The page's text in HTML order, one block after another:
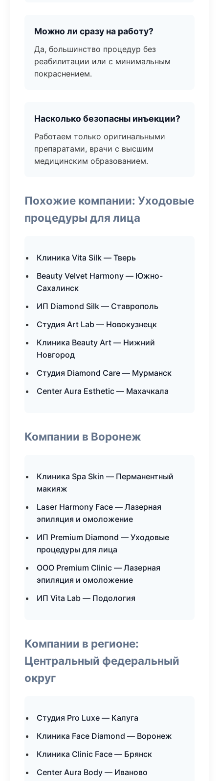
Можно ли сразу на работу?
Да, большинство процедур без
реабилитации или с минимальным
покраснением.
Насколько безопасны инъекции?
Работаем только оригинальными
препаратами, врачи с высшим
медицинским образованием.
Похожие компании: Уходовые
процедуры для лица
Клиника Vita Silk — Тверь
Beauty Velvet Harmony — Южно-
Сахалинск
ИП Diamond Silk — Ставрополь
Студия Art Lab — Новокузнецк
Клиника Beauty Art — Нижний
Новгород
Студия Diamond Care — Мурманск
Center Aura Esthetic — Махачкала
Компании в Воронеж
Клиника Spa Skin — Перманентный
макияж
Laser Harmony Face — Лазерная
эпиляция и омоложение
ИП Premium Diamond — Уходовые
процедуры для лица
ООО Premium Clinic — Лазерная
эпиляция и омоложение
ИП Vita Lab — Подология
Компании в регионе:
Центральный федеральный
округ
Студия Pro Luxe — Калуга
Клиника Face Diamond — Воронеж
Клиника Clinic Face — Брянск
Center Aura Body — Иваново